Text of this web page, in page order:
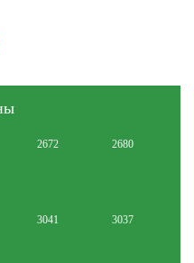
2672 2680
3041 3037